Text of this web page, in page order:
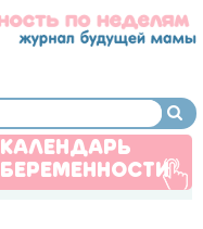
КАЛЕНДАРЬ
БЕРЕМЕННОСТИ